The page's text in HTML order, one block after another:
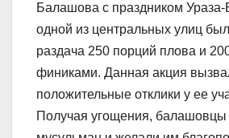
Балашова с праздником
одной из центральных улиц
раздача 250 порций плова и
финиками. Данная акция
положительные отклики у ее
Получая угощения, балашовцы